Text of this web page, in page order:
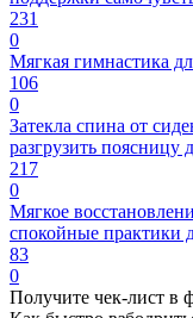
231
0
Мягкая гимнастика
106
0
Затекла спина от
разгрузить поясницу
217
0
Мягкое
спокойные практики
83
0
Получите чек-лист в